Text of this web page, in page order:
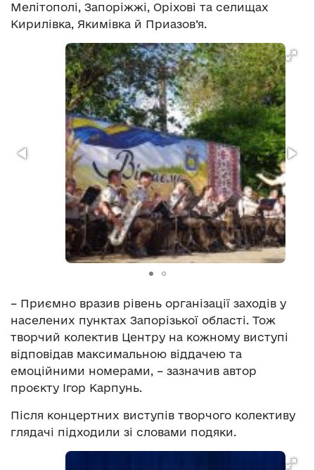
Мелітополі, Запоріжжі, Оріхові та селищах
Кирилівка, Якимівка й Приазов’я.
– Приємно вразив рівень організації заходів у
населених пунктах Запорізької області. Тож
творчий колектив Центру на кожному виступі
відповідав максимальною віддачею та
емоційними номерами, – зазначив автор
проєкту Ігор Карпунь.
Після концертних виступів творчого колективу
глядачі підходили зі словами подяки.